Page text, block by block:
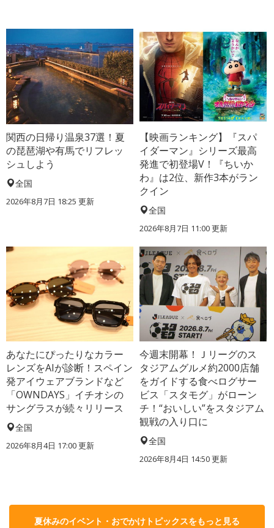
関西の日帰り温泉37選！夏
の琵琶湖や有馬でリフレッ
シュしよう
全国
2026年8月7日 18:25 更新
【映画ランキング】『スパ
イダーマン』シリーズ最高
発進で初登場V！『ちいか
わ』は2位、新作3本がラン
クイン
全国
2026年8月7日 11:00更新
あなたにぴったりなカラー
レンズをAIが診断！スペイン
発アイウェアブランドなど
「OWNDAYS」イチオシの
サングラスが続々リリース
全国
2026年8月4日 17:00更新
今週末開幕！Ｊリーグのス
タジアムグルメ約2000店舗
をガイドする食べログサー
ビス「スタモグ」がローン
チ！“おいしい”をスタジアム
観戦の入り口に
全国
2026年8月4日 14:50更新
夏休みのイベント・おでかけトピックスをもっと見る